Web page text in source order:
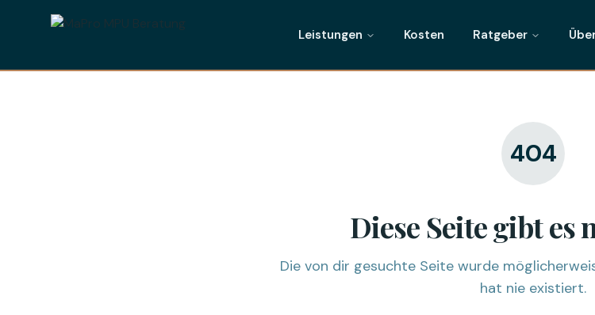
Leistungen Kosten Ratgeber
404
Diese Seite gibt es
Die von dir gesuchte Seite wurde
hat nie existiert.